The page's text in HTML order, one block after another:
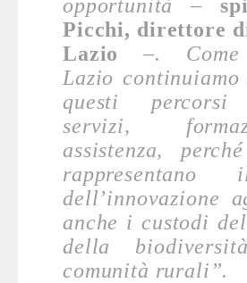
opportunità –
Picchi, direttore
Lazio
–.
Lazio continuiamo
questi percorsi
servizi,
assistenza,
dell’innovazione
anche i custodi
della
comunità rurali”.